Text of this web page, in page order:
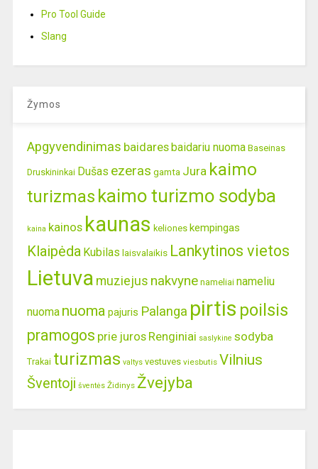
Pro Tool Guide
Slang
Žymos
Apgyvendinimas baidares baidariu nuoma Baseinas
Druskininkai Dušas ezeras gamta Jura kaimo
turizmas kaimo turizmo sodyba
kaina kainos kaunas keliones kempingas
Klaipėda Kubilas laisvalaikis Lankytinos vietos
Lietuva muziejus nakvyne nameliai nameliu
nuoma nuoma pajuris Palanga pirtis poilsis
pramogos prie juros Renginiai saslykine sodyba
Trakai turizmas valtys vestuves viesbutis Vilnius
Šventoji šventės Židinys Žvejyba